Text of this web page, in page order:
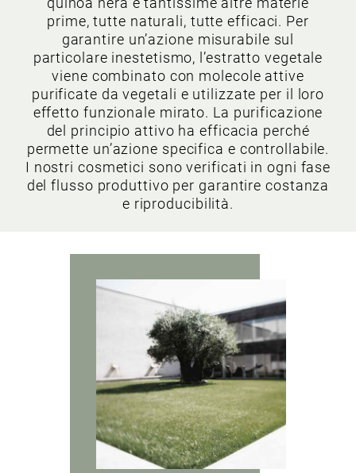
prime, tutte naturali, tutte efficaci. Per
garantire un’azione misurabile sul
particolare inestetismo, l’estratto vegetale
viene combinato con molecole attive
purificate da vegetali e utilizzate per il loro
effetto funzionale mirato. La purificazione
del principio attivo ha efficacia perché
permette un’azione specifica e controllabile.
I nostri cosmetici sono verificati in ogni fase
del flusso produttivo per garantire costanza
e riproducibilità.